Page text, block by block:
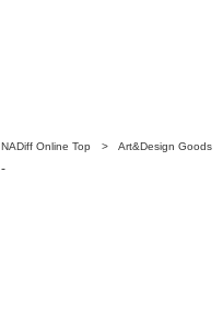
NADiff Online Top > Art&Design Goods
-